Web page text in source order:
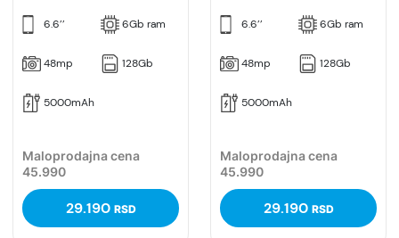
6.6’’ 6Gb ram
48mp 128Gb
5000mAh
Maloprodajna cena
45.990
29.190 RSD
6.6’’ 6Gb ram
48mp 128Gb
5000mAh
Maloprodajna cena
45.990
29.190 RSD